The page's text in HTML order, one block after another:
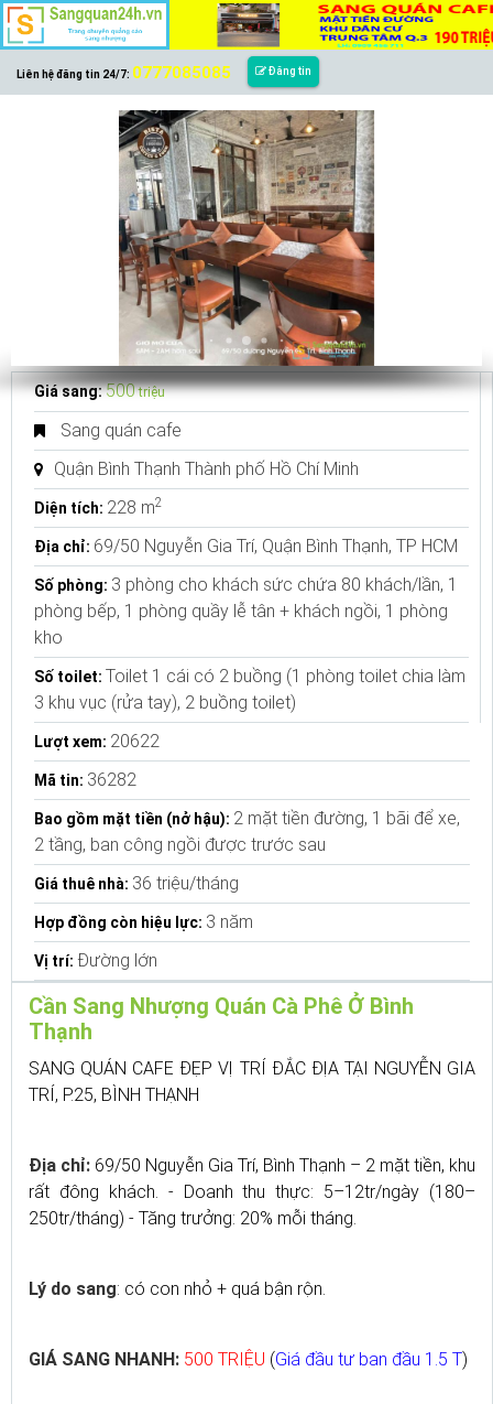
Liên hệ đăng tin 24/7: 0777085085 Đăng tin
Giá sang:500triệu
Sang quán cafe
Quận Bình Thạnh Thành phố Hồ Chí Minh
Diện tích: 228 m2
Địa chỉ: 69/50 Nguyễn Gia Trí, Quận Bình Thạnh, TP HCM
Số phòng: 3 phòng cho khách sức chứa 80 khách/lần, 1
phòng bếp, 1 phòng quầy lễ tân + khách ngồi, 1 phòng
kho
Số toilet: Toilet 1 cái có 2 buồng (1 phòng toilet chia làm
3 khu vục (rửa tay), 2 buồng toilet)
Lượt xem: 20622
Mã tin: 36282
Bao gồm mặt tiền (nở hậu): 2 mặt tiền đường, 1 bãi để xe,
2 tầng, ban công ngồi được trước sau
Giá thuê nhà: 36 triệu/tháng
Hợp đồng còn hiệu lực: 3 năm
Vị trí: Đường lớn
Cần Sang Nhượng Quán Cà Phê Ở Bình
Thạnh
SANG QUÁN CAFE ĐẸP VỊ TRÍ ĐẮC ĐỊA TẠI NGUYỄN GIA
TRÍ, P.25, BÌNH THẠNH
Địa chỉ: 69/50 Nguyễn Gia Trí, Bình Thạnh – 2 mặt tiền, khu
rất đông khách. - Doanh thu thực: 5–12tr/ngày (180–
250tr/tháng) - Tăng trưởng: 20% mỗi tháng.
Lý do sang: có con nhỏ + quá bận rộn.
GIÁ SANG NHANH: 500 TRIỆU (Giá đầu tư ban đầu 1.5 T)